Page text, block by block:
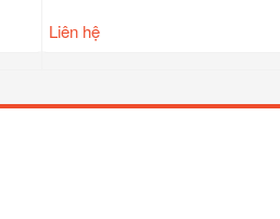
Liên hệ